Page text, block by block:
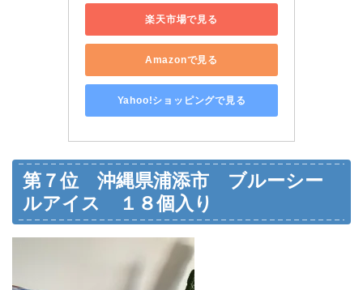
楽天市場で見る
Amazonで見る
Yahoo!ショッピングで見る
第７位 沖縄県浦添市 ブルーシー
ルアイス １８個入り